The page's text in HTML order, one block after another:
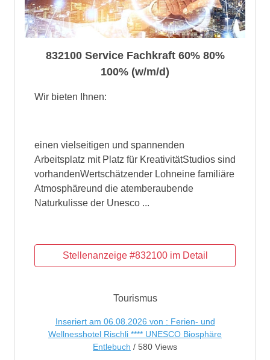
832100 Service Fachkraft 60% 80%
100% (w/m/d)
Wir bieten Ihnen:
einen vielseitigen und spannenden
Arbeitsplatz mit Platz für KreativitätStudios sind
vorhandenWertschätzender Lohneine familiäre
Atmosphäreund die atemberaubende
Naturkulisse der Unesco ...
Tourismus
Inseriert am 06.08.2026 von : Ferien- und
Wellnesshotel Rischli **** UNESCO Biosphäre
Entlebuch / 580 Views